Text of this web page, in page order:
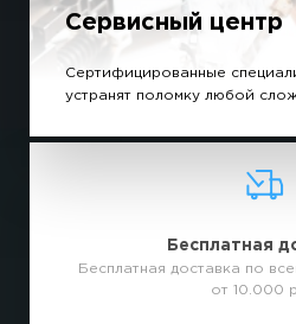
Сервисный центр
Сертифицированные
устранят поломку любой
Бесплатная
Бесплатная доставка по
от 10.000